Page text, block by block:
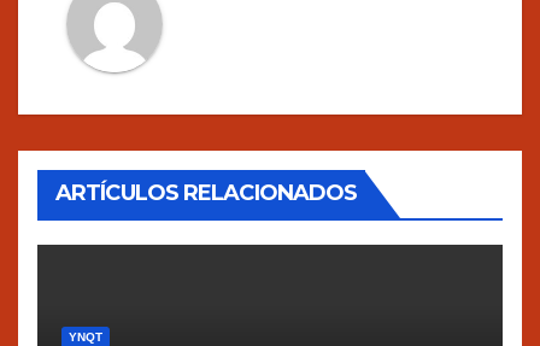
ARTÍCULOS RELACIONADOS
YNQT